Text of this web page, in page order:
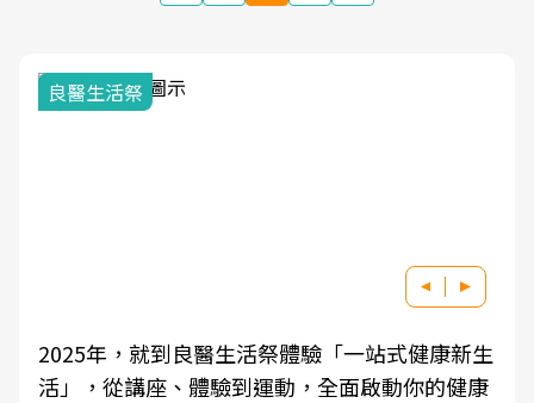
一站式健康新生
啟動你的健康
良醫健康網從「換季的身體變化」
學觀點與日常感受的對話，建立對